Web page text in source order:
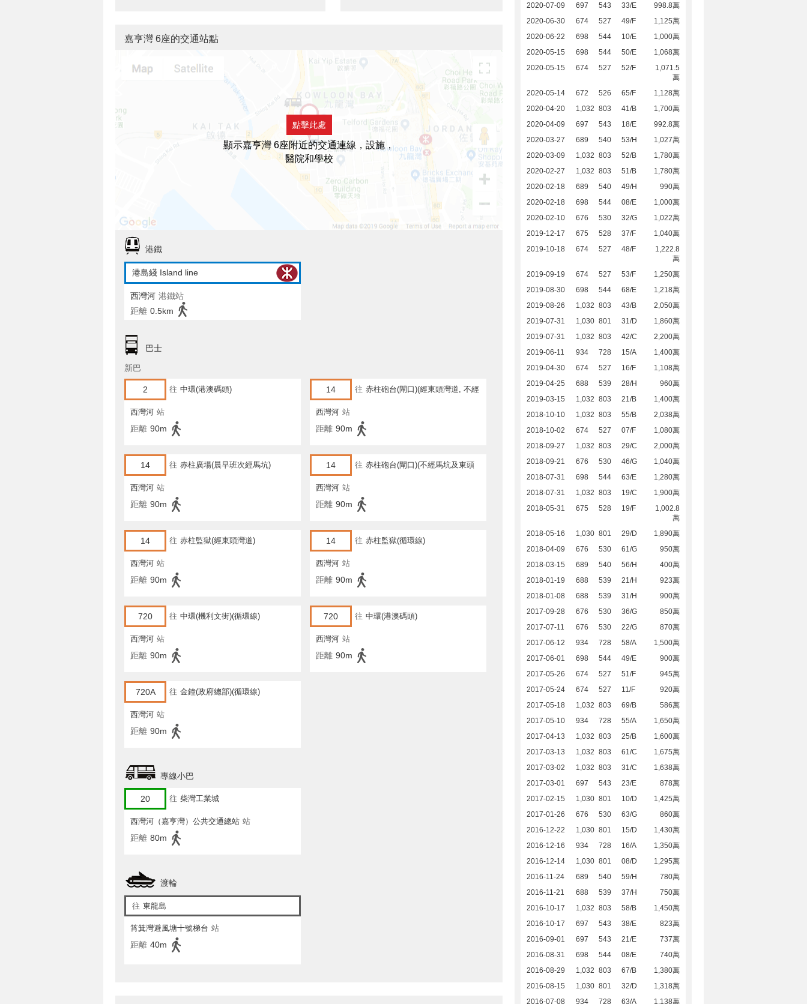
2020-07-09
697 543 33/E
998.8萬
2020-06-30
674 527 49/F
1,125萬
2020-06-22
698 544 10/E
1,000萬
2020-05-15
698 544 50/E
1,068萬
2020-05-15
674 527 52/F
1,071.5
萬
2020-05-14
672 526 65/F
1,128萬
2020-04-20
1,032 803 41/B
1,700萬
2020-04-09
697 543 18/E
992.8萬
2020-03-27
689 540 53/H
1,027萬
2020-03-09
1,032 803 52/B
1,780萬
2020-02-27
1,032 803 51/B
1,780萬
2020-02-18
689 540 49/H
990萬
2020-02-18
698 544 08/E
1,000萬
2020-02-10
676 530 32/G
1,022萬
2019-12-17
675 528 37/F
1,040萬
2019-10-18
674 527 48/F
1,222.8
萬
2019-09-19
674 527 53/F
1,250萬
2019-08-30
698 544 68/E
1,218萬
2019-08-26
1,032 803 43/B
2,050萬
2019-07-31
1,030 801 31/D
1,860萬
2019-07-31
1,032 803 42/C
2,200萬
2019-06-11
934 728 15/A
1,400萬
2019-04-30
674 527 16/F
1,108萬
2019-04-25
688 539 28/H
960萬
2019-03-15
1,032 803 21/B
1,400萬
2018-10-10
1,032 803 55/B
2,038萬
2018-10-02
674 527 07/F
1,080萬
2018-09-27
1,032 803 29/C
2,000萬
2018-09-21
676 530 46/G
1,040萬
2018-07-31
698 544 63/E
1,280萬
2018-07-31
1,032 803 19/C
1,900萬
2018-05-31
675 528 19/F
1,002.8
萬
2018-05-16
1,030 801 29/D
1,890萬
2018-04-09
676 530 61/G
950萬
2018-03-15
689 540 56/H
400萬
2018-01-19
688 539 21/H
923萬
2018-01-08
688 539 31/H
900萬
2017-09-28
676 530 36/G
850萬
2017-07-11
676 530 22/G
870萬
2017-06-12
934 728 58/A
1,500萬
2017-06-01
698 544 49/E
900萬
2017-05-26
674 527 51/F
945萬
2017-05-24
674 527 11/F
920萬
2017-05-18
1,032 803 69/B
586萬
2017-05-10
934 728 55/A
1,650萬
2017-04-13
1,032 803 25/B
1,600萬
2017-03-13
1,032 803 61/C
1,675萬
2017-03-02
1,032 803 31/C
1,638萬
2017-03-01
697 543 23/E
878萬
2017-02-15
1,030 801 10/D
1,425萬
2017-01-26
676 530 63/G
860萬
2016-12-22
1,030 801 15/D
1,430萬
2016-12-16
934 728 16/A
1,350萬
2016-12-14
1,030 801 08/D
1,295萬
2016-11-24
689 540 59/H
780萬
2016-11-21
688 539 37/H
750萬
2016-10-17
1,032 803 58/B
1,450萬
2016-10-17
697 543 38/E
823萬
2016-09-01
697 543 21/E
737萬
2016-08-31
698 544 08/E
740萬
2016-08-29
1,032 803 67/B
1,380萬
2016-08-15
1,030 801 32/D
1,318萬
2016-07-08
934 728 63/A 1,138萬
嘉亨灣 6座的交通站點
點擊此處
顯示嘉亨灣 6座附近的交通連線，設施，
醫院和學校
港鐵
港島綫 Island line
西灣河 港鐵站
距離 0.5km
巴士
新巴
2 往 中環(港澳碼頭)
西灣河 站
距離 90m
14 往 赤柱砲台(閘口)(經東頭灣道, 不經
西灣河 站
距離 90m
14 往 赤柱廣場(晨早班次經馬坑)
西灣河 站
距離 90m
14 往 赤柱砲台(閘口)(不經馬坑及東頭
西灣河 站
距離 90m
14 往 赤柱監獄(經東頭灣道)
西灣河 站
距離 90m
14 往 赤柱監獄(循環線)
西灣河 站
距離 90m
720 往 中環(機利文街)(循環線)
西灣河 站
距離 90m
720 往 中環(港澳碼頭)
西灣河 站
距離 90m
720A 往 金鐘(政府總部)(循環線)
西灣河 站
距離 90m
專線小巴
20 往 柴灣工業城
西灣河（嘉亨灣）公共交通總站 站
距離 80m
渡輪
往 東龍島
筲箕灣避風塘十號梯台 站
距離 40m